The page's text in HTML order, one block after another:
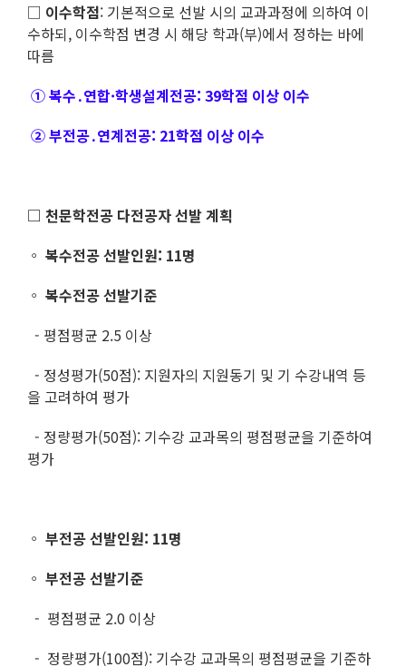
□ 이수학점: 기본적으로 선발 시의 교과과정에 의하여 이
수하되, 이수학점 변경 시 해당 학과(부)에서 정하는 바에
따름
① 복수․연합·학생설계전공: 39학점 이상 이수
② 부전공․연계전공: 21학점 이상 이수
□ 천문학전공 다전공자 선발 계획
◦ 복수전공 선발인원: 11명
◦ 복수전공 선발기준
- 평점평균 2.5 이상
- 정성평가(50점): 지원자의 지원동기 및 기 수강내역 등
을 고려하여 평가
- 정량평가(50점): 기수강 교과목의 평점평균을 기준하여
평가
◦ 부전공 선발인원: 11명
◦ 부전공 선발기준
- 평점평균 2.0 이상
- 정량평가(100점): 기수강 교과목의 평점평균을 기준하